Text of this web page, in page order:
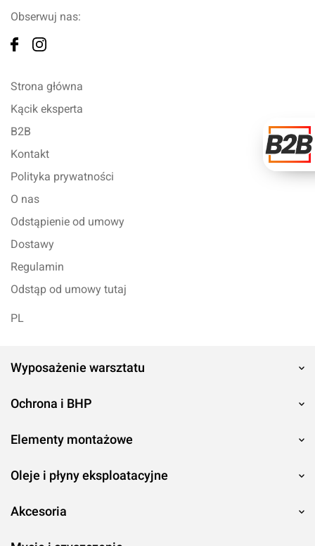
Obserwuj nas:
Strona główna
Kącik eksperta
B2B
Kontakt
Polityka prywatności
O nas
Odstąpienie od umowy
Dostawy
Regulamin
Odstąp od umowy tutaj
PL
Wyposażenie warsztatu
Ochrona i BHP
Elementy montażowe
Oleje i płyny eksploatacyjne
Akcesoria